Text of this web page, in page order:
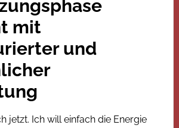
mit
und
jetzt. Ich will einfach die Energie